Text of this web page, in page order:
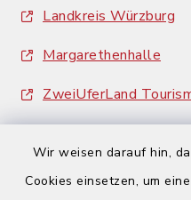
Wir weisen darauf hin,
Cookies einsetzen, um
Landkreis Würzburg
Margarethenhalle
ZweiUferLand